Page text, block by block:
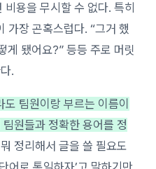
용을 무시할 수 없다. 특히
가장 곤혹스럽다. “그거 했
게 됐어요?” 등등 주로 머릿
.
팀원이랑 부르는 이름이
원들과 정확한 용어를 정
정리해서 글을 쓸 필요도